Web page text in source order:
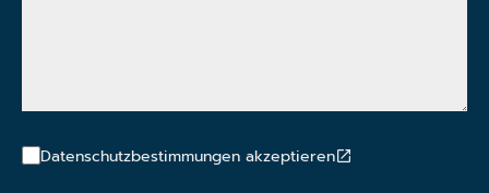
Datenschutzbestimmungen akzeptieren